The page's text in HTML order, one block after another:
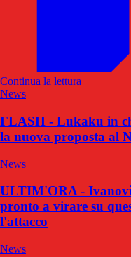
Continua la lettura
News
FLASH - Lukaku in
la nuova proposta al
News
ULTIM'ORA -
pronto a virare su
l'attacco
News